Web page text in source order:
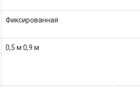
Фиксированная
0,5 м 0,9 м